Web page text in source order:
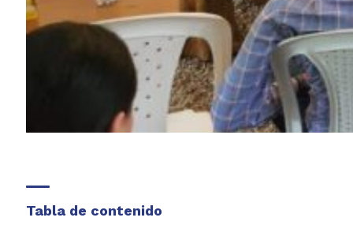
Tabla de contenido